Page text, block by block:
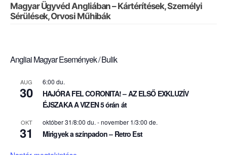
Magyar Ügyvéd Angliában – Kártérítések, Személyi
Sérülések, Orvosi Műhibák
Angliai Magyar Események / Bulik
AUG
30
6:00 du.
HAJÓRA FEL CORONITA! – AZ ELSŐ EXKLUZÍV
ÉJSZAKA A VIZEN 5 órán át
OKT
31
október 31/8:00 du. -november 1/3:00 de.
Mirigyek a színpadon – Retro Est